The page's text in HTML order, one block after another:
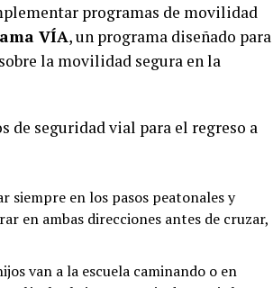
programas de movilidad
VÍA, un programa diseñado para
la movilidad segura en la
de seguridad vial para el regreso a
siempre en los pasos peatonales y
en ambas direcciones antes de cruzar,
van a la escuela caminando o en